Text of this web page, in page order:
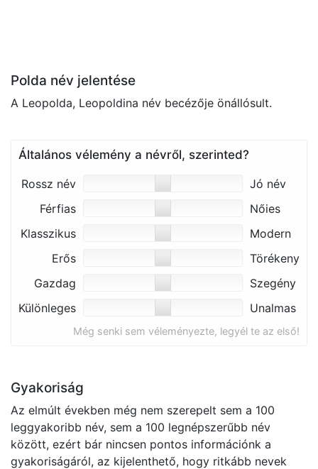
Polda név jelentése
A Leopolda, Leopoldina név becézője önállósult.
Általános vélemény a névről, szerinted?
Rossz név
Jó név
Férfias
Nőies
Klasszikus
Modern
Erős
Törékeny
Gazdag
Szegény
Különleges
Unalmas
Még senki sem véleményezte, legyél te az első!
Gyakoriság
Az elmúlt években még nem szerepelt sem a 100
leggyakoribb név, sem a 100 legnépszerűbb név
között, ezért bár nincsen pontos információnk a
gyakoriságáról, az kijelenthető, hogy ritkább nevek